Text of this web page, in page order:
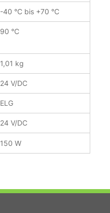
-40 °C bis +70 °C
90 °C
1,01 kg
24 V/DC
ELG
24 V/DC
150 W